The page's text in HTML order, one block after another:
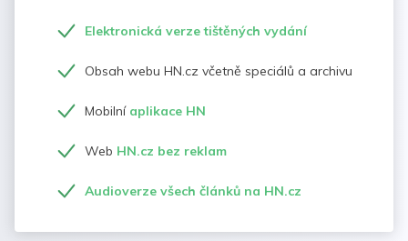
Elektronická verze tištěných vydání
Obsah webu HN.cz včetně speciálů a archivu
Mobilní aplikace HN
Web HN.cz bez reklam
Audioverze všech článků na HN.cz